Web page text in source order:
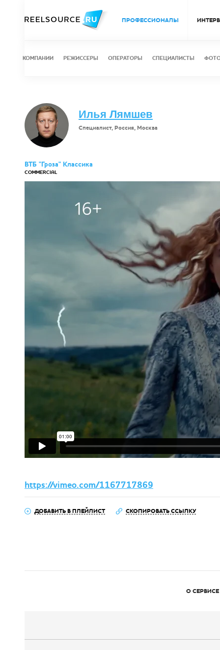
ПРОФЕССИОНАЛЫ
КОМПАНИИ РЕЖИССЕРЫ ОПЕРАТОРЫ СПЕЦИАЛИСТЫ
Илья Лямшев
Специалист, Россия, Москва
ВТБ "Гроза" Классика
COMMERCIAL
https://vimeo.com/1167717869
ДОБАВИТЬ В ПЛЕЙЛИСТ СКОПИРОВАТЬ ССЫЛКУ
О СЕРВИСЕ